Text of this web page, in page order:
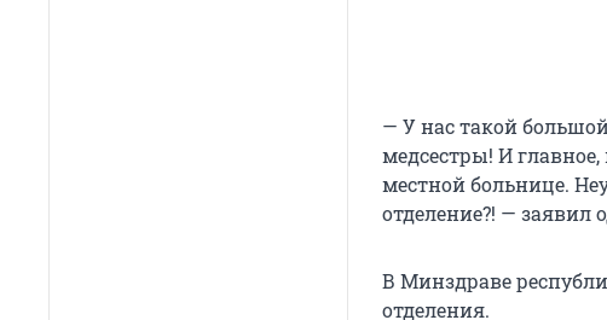
— У нас такой
медсестры! И
местной больнице.
отделение?! — заявил
В Минздраве
отделения.